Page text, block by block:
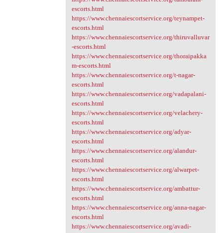
escorts.html
https://www.chennaiescortservice.org/teynampet-
escorts.html
https://www.chennaiescortservice.org/thiruvalluvar
-escorts.html
https://www.chennaiescortservice.org/thoraipakka
m-escorts.html
https://www.chennaiescortservice.org/t-nagar-
escorts.html
https://www.chennaiescortservice.org/vadapalani-
escorts.html
https://www.chennaiescortservice.org/velachery-
escorts.html
https://www.chennaiescortservice.org/adyar-
escorts.html
https://www.chennaiescortservice.org/alandur-
escorts.html
https://www.chennaiescortservice.org/alwarpet-
escorts.html
https://www.chennaiescortservice.org/ambattur-
escorts.html
https://www.chennaiescortservice.org/anna-nagar-
escorts.html
https://www.chennaiescortservice.org/avadi-